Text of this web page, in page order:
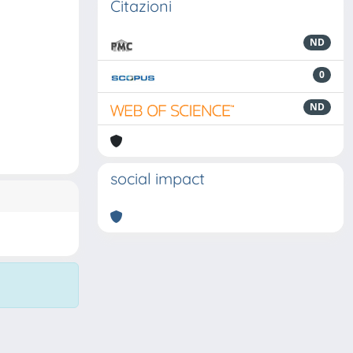
Citazioni
ND
0
ND
social impact